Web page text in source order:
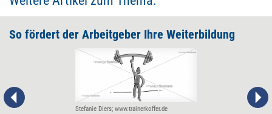
So fördert der Arbeitgeber Ihre Weiterbildung
Stefanie Diers; www.trainerkoffer.de